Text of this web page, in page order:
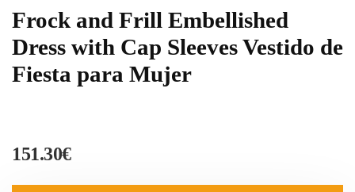
Frock and Frill Embellished
Dress with Cap Sleeves Vestido de
Fiesta para Mujer
151.30€